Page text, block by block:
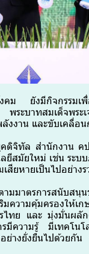
ยังมีกิจกรรมเพื่
พระบาทสมเด็จพร
งาน และขับเคลื่อ
คดิจิทัล สำนักงาน
ยีสมัยใหม่ เช่น ระบ
สียหายเป็นไปอย่าง
มาตรการสนับสนุ
มความคุ้มครองให้
ทย และ มุ่งมั่นผลั
มีความรู้ มีเทคโน
ตอย่างยั่งยืนไปด้ว